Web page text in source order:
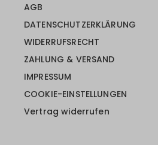
AGB
DATENSCHUTZERKLÄRUNG
WIDERRUFSRECHT
ZAHLUNG & VERSAND
IMPRESSUM
COOKIE-EINSTELLUNGEN
Vertrag widerrufen